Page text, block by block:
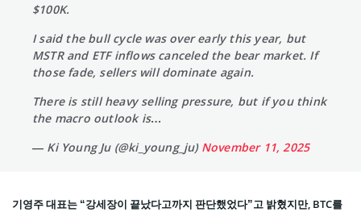
$100K.
I said the bull cycle was over early this year, but
MSTR and ETF inflows canceled the bear market. If
those fade, sellers will dominate again.
There is still heavy selling pressure, but if you think
the macro outlook is…
— Ki Young Ju (@ki_young_ju) November 11, 2025
기영주 대표는 “강세장이 끝났다고까지 판단했었다”고 밝혔지만, BTC를